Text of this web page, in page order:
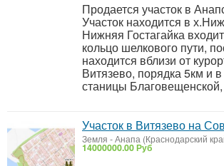
Продается участок в
Участок находится в
Нижняя Гостагайка
кольцо шелкового пути,
находится вблизи от
Витязево, порядка 5км и
станицы
Участок в Витязево на
Земля -Анапа (Краснодарский
14000000.00 Руб